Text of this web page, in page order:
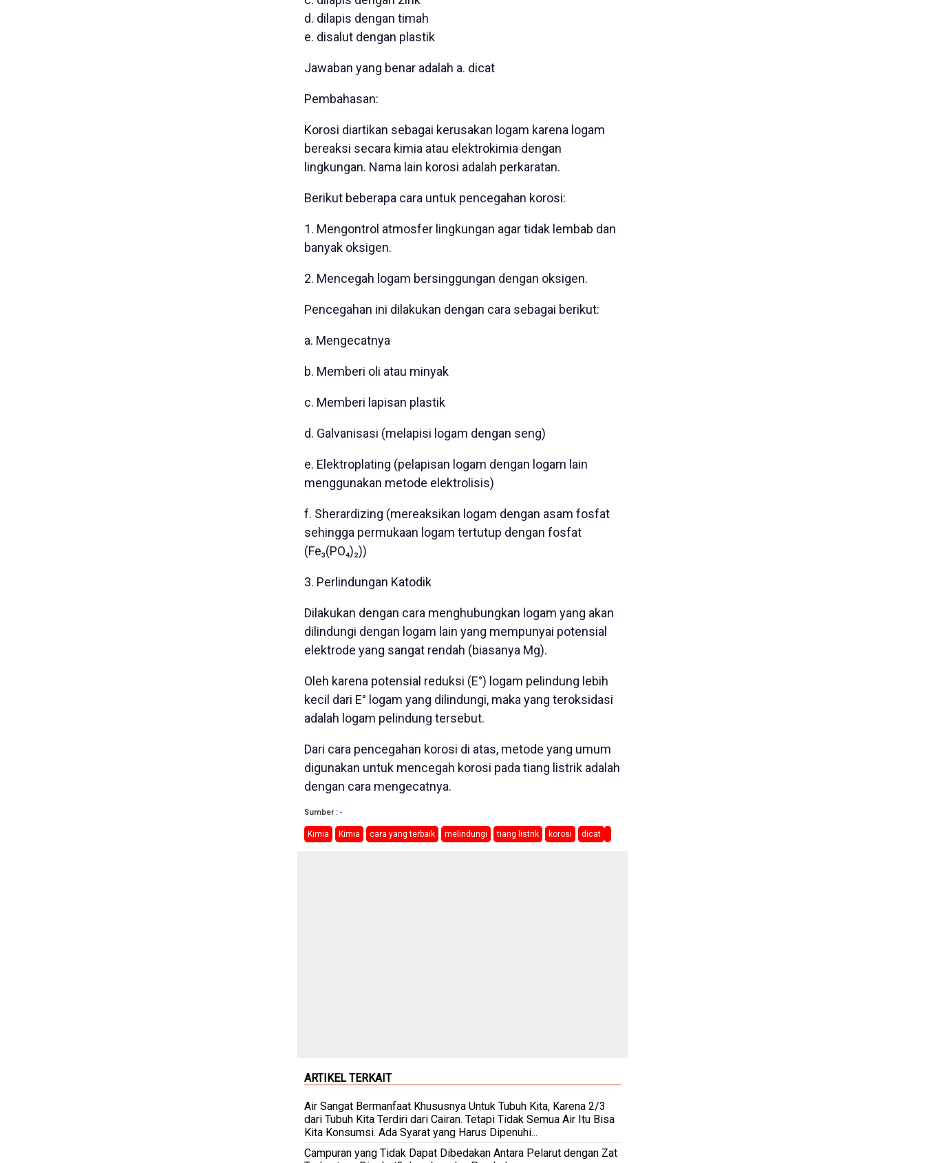
d. dilapis dengan timah
e. disalut dengan plastik
Jawaban yang benar adalah a. dicat
Pembahasan:
Korosi diartikan sebagai kerusakan logam karena logam
bereaksi secara kimia atau elektrokimia dengan
lingkungan. Nama lain korosi adalah perkaratan.
Berikut beberapa cara untuk pencegahan korosi:
1. Mengontrol atmosfer lingkungan agar tidak lembab dan
banyak oksigen.
2. Mencegah logam bersinggungan dengan oksigen.
Pencegahan ini dilakukan dengan cara sebagai berikut:
a. Mengecatnya
b. Memberi oli atau minyak
c. Memberi lapisan plastik
d. Galvanisasi (melapisi logam dengan seng)
e. Elektroplating (pelapisan logam dengan logam lain
menggunakan metode elektrolisis)
f. Sherardizing (mereaksikan logam dengan asam fosfat
sehingga permukaan logam tertutup dengan fosfat
(Fe₃(PO₄)₂))
3. Perlindungan Katodik
Dilakukan dengan cara menghubungkan logam yang akan
dilindungi dengan logam lain yang mempunyai potensial
elektrode yang sangat rendah (biasanya Mg).
Oleh karena potensial reduksi (E°) logam pelindung lebih
kecil dari E° logam yang dilindungi, maka yang teroksidasi
adalah logam pelindung tersebut.
Dari cara pencegahan korosi di atas, metode yang umum
digunakan untuk mencegah korosi pada tiang listrik adalah
dengan cara mengecatnya.
Sumber : -
Kimia Kimia cara yang terbaik melindungi tiang listrik korosi dicat
ARTIKEL TERKAIT
Air Sangat Bermanfaat Khususnya Untuk Tubuh Kita, Karena 2/3
dari Tubuh Kita Terdiri dari Cairan. Tetapi Tidak Semua Air Itu Bisa
Kita Konsumsi. Ada Syarat yang Harus Dipenuhi...
Campuran yang Tidak Dapat Dibedakan Antara Pelarut dengan Zat